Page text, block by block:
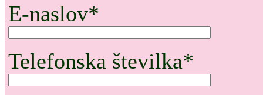
E-naslov*
Telefonska številka*